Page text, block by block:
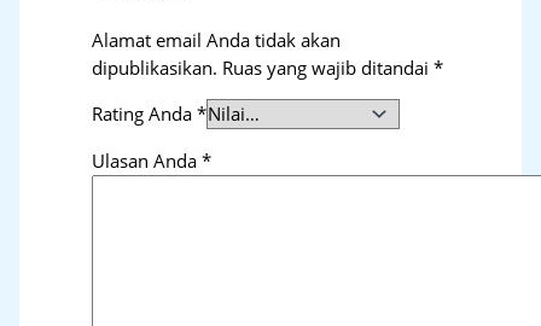
Alamat email Anda tidak akan
dipublikasikan. Ruas yang wajib ditandai*
Rating Anda*
Ulasan Anda*